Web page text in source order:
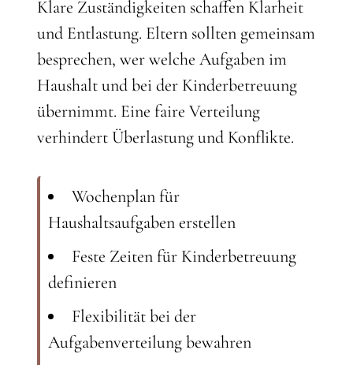
Klare Zuständigkeiten schaffen Klarheit
und Entlastung. Eltern sollten gemeinsam
besprechen, wer welche Aufgaben im
Haushalt und bei der Kinderbetreuung
übernimmt. Eine faire Verteilung
verhindert Überlastung und Konflikte.
Wochenplan für
Haushaltsaufgaben erstellen
Feste Zeiten für Kinderbetreuung
definieren
Flexibilität bei der
Aufgabenverteilung bewahren